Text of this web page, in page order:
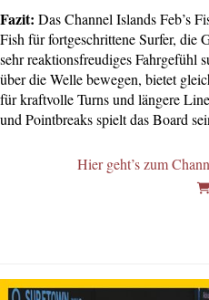
Fazit: Das Channel Islands Feb’s
Fish für fortgeschrittene Surfer, die
sehr reaktionsfreudiges Fahrgefühl
über die Welle bewegen, bietet
für kraftvolle Turns und längere
und Pointbreaks spielt das Board
Hier geht’s zum